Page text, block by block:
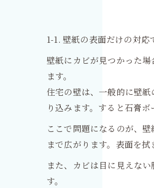
1-1. 壁紙の表面だけの対
壁紙にカビが見つかった
ます。
住宅の壁は、一般的に壁
り込みます。すると石膏
ここで問題になるのが、
まで広がります。表面を
また、カビは目に見えな
す。